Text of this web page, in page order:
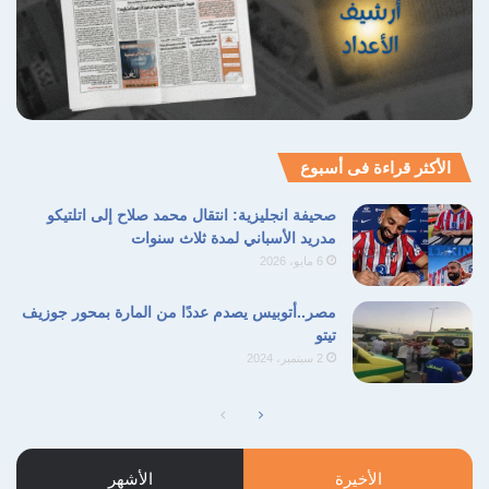
والصاروخية. وتترقب الأوساط المحلية تطورات
الموقف الميداني في ظل غياب أي أفق لوقف
العمليات العسكرية الحالية.
الإسرائيلي الطيران
لبنانية
الأكثر قراءة فى أسبوع
صحيفة انجليزية: انتقال محمد صلاح إلى اتلتيكو
مدريد الأسباني لمدة ثلاث سنوات
6 مايو، 2026
مصر..أتوبيس يصدم عددًا من المارة بمحور جوزيف
تيتو
2 سبتمبر، 2024
الأخيرة الأشهر